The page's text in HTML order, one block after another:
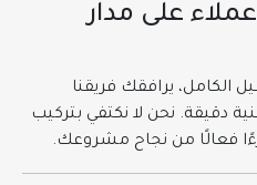
على مدار
الكامل، يرافقك فريقنا
دقيقة. نحن لا نكتفي بتركيب
فعالًا من نجاح مشروعك.